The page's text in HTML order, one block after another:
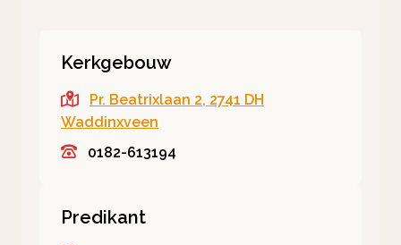
Kerkgebouw
Pr. Beatrixlaan 2, 2741 DH
Waddinxveen
0182-613194
Predikant